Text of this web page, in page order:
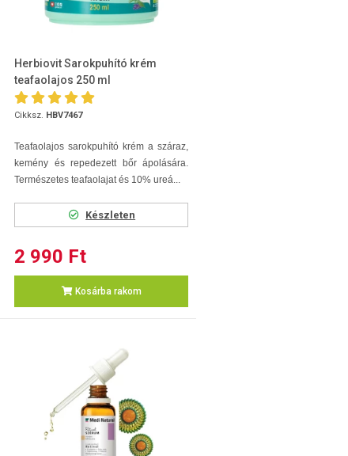
Herbiovit Sarokpuhító krém
teafaolajos 250 ml
Cikksz. HBV7467
Teafaolajos sarokpuhító krém a száraz,
kemény és repedezett bőr ápolására.
Természetes teafaolajat és 10% ureá...
Készleten
2 990 Ft
Kosárba rakom